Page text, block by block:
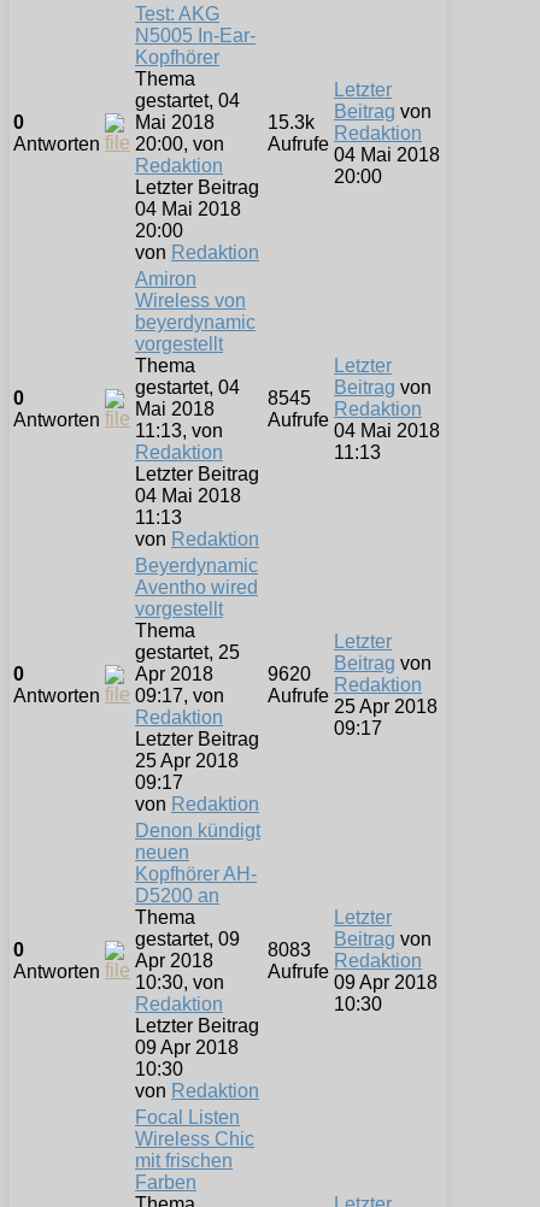
0
Antworten
Test: AKG
N5005 In-Ear-
Kopfhörer
Thema
gestartet, 04
Mai 2018
20:00, von
Redaktion
Letzter Beitrag
04 Mai 2018
20:00
von Redaktion
15.3k
Aufrufe
Letzter
Beitrag von
Redaktion
04 Mai 2018
20:00
0
Antworten
Amiron
Wireless von
beyerdynamic
vorgestellt
Thema
gestartet, 04
Mai 2018
11:13, von
Redaktion
Letzter Beitrag
04 Mai 2018
11:13
von Redaktion
8545
Aufrufe
Letzter
Beitrag von
Redaktion
04 Mai 2018
11:13
0
Antworten
Beyerdynamic
Aventho wired
vorgestellt
Thema
gestartet, 25
Apr 2018
09:17, von
Redaktion
Letzter Beitrag
25 Apr 2018
09:17
von Redaktion
9620
Aufrufe
Letzter
Beitrag von
Redaktion
25 Apr 2018
09:17
0
Antworten
Denon kündigt
neuen
Kopfhörer AH-
D5200 an
Thema
gestartet, 09
Apr 2018
10:30, von
Redaktion
Letzter Beitrag
09 Apr 2018
10:30
von Redaktion
8083
Aufrufe
Letzter
Beitrag von
Redaktion
09 Apr 2018
10:30
Focal Listen
Wireless Chic
mit frischen
Farben